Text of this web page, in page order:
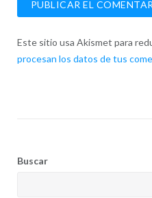
Este sitio usa Akismet para
procesan los datos de tus
Buscar